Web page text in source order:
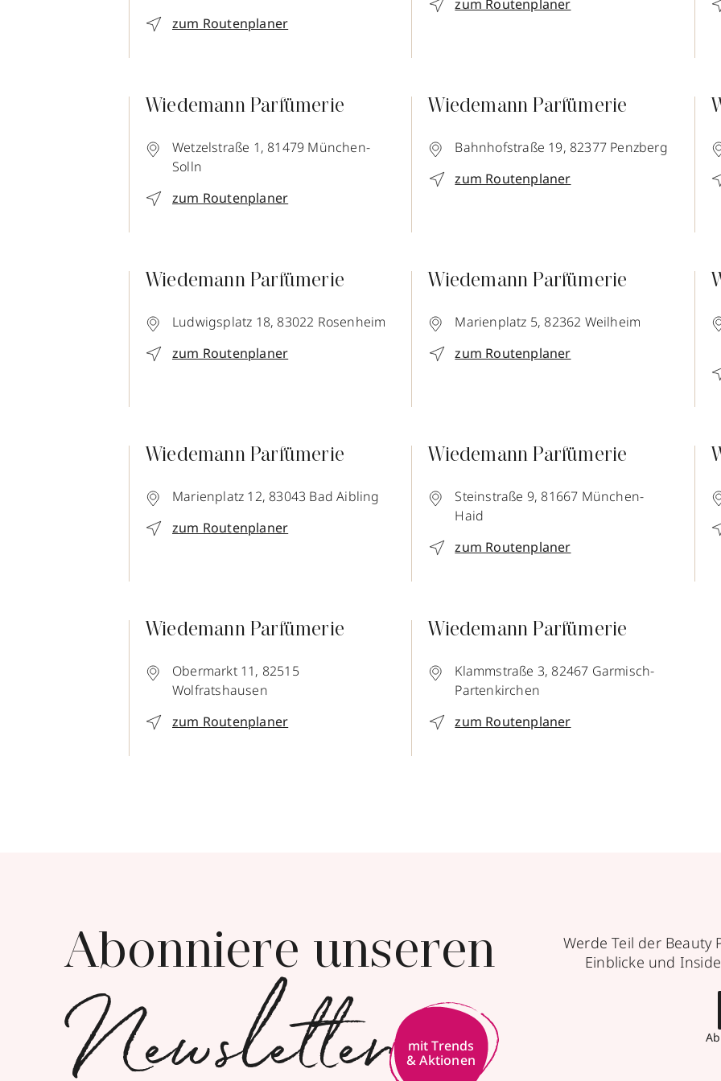
zum Routenplaner
zum Routenplaner
Wiedemann Parfümerie
Wetzelstraße 1, 81479 München-
Solln
zum Routenplaner
Wiedemann Parfümerie
Bahnhofstraße 19, 82377 Penzberg
zum Routenplaner
Wiedemann Parfümerie
Ludwigsplatz 18, 83022 Rosenheim
zum Routenplaner
Wiedemann Parfümerie
Marienplatz 5, 82362 Weilheim
zum Routenplaner
Wiedemann Parfümerie
Marienplatz 12, 83043 Bad Aibling
zum Routenplaner
Wiedemann Parfümerie
Steinstraße 9, 81667 München-
Haid
zum Routenplaner
Wiedemann Parfümerie
Obermarkt 11, 82515
Wolfratshausen
zum Routenplaner
Wiedemann Parfümerie
Klammstraße 3, 82467 Garmisch-
Partenkirchen
zum Routenplaner
Abonniere unseren
Werde Teil der Beauty
Einblicke und